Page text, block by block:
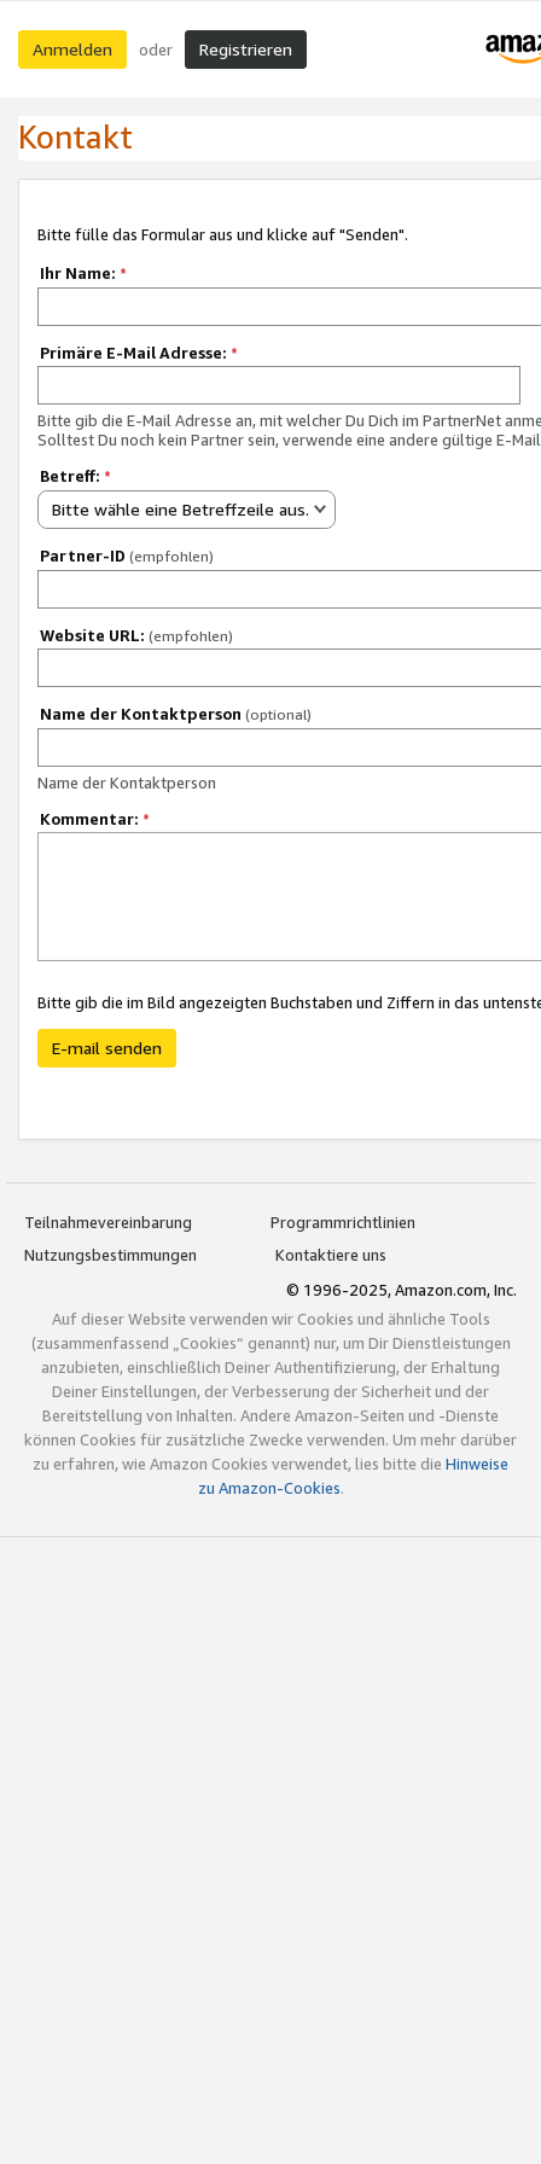
Anmelden oder Registrieren
Kontakt
Bitte fülle das Formular aus und klicke auf "Senden".
Ihr Name: *
Primäre E-Mail Adresse: *
Bitte gib die E-Mail Adresse an, mit welcher Du Dich im PartnerNet
Solltest Du noch kein Partner sein, verwende eine andere gültige E-
Betreff: *
Bitte wähle eine Betreffzeile aus.
Partner-ID (empfohlen)
Website URL: (empfohlen)
Name der Kontaktperson (optional)
Name der Kontaktperson
Kommentar: *
Bitte gib die im Bild angezeigten Buchstaben und Ziffern in das
E-mail senden
Teilnahmevereinbarung
Programmrichtlinien
Nutzungsbestimmungen
Kontaktiere uns
© 1996-2025, Amazon.com, Inc.
Auf dieser Website verwenden wir Cookies und ähnliche Tools
(zusammenfassend „Cookies“ genannt) nur, um Dir Dienstleistungen
anzubieten, einschließlich Deiner Authentifizierung, der Erhaltung
Deiner Einstellungen, der Verbesserung der Sicherheit und der
Bereitstellung von Inhalten. Andere Amazon-Seiten und -Dienste
können Cookies für zusätzliche Zwecke verwenden. Um mehr darüber
zu erfahren, wie Amazon Cookies verwendet, lies bitte die Hinweise
zu Amazon-Cookies.